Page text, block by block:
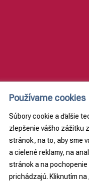
Používame cookies
Súbory cookie a ďalšie
zlepšenie vášho zážitku
stránok, na to, aby sme
a cielené reklamy, na
stránok a na
prichádzajú. Kliknutím